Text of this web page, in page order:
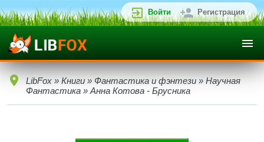
Войти Регистрация
LibFox » Книги » Фантастика и фэнтези » Научная
Фантастика » Анна Котова - Брусника